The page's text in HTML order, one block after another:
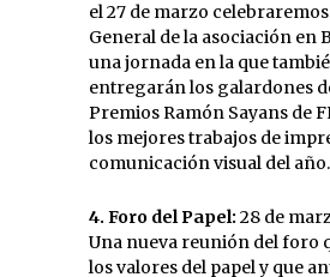
el 27 de marzo
General de la asociación en
una jornada en la que
entregarán los galardones
Premios Ramón Sayans de
los mejores trabajos de
comunicación visual del año.
4. Foro del Papel: 28 de
Una nueva reunión del foro
los valores del papel y que